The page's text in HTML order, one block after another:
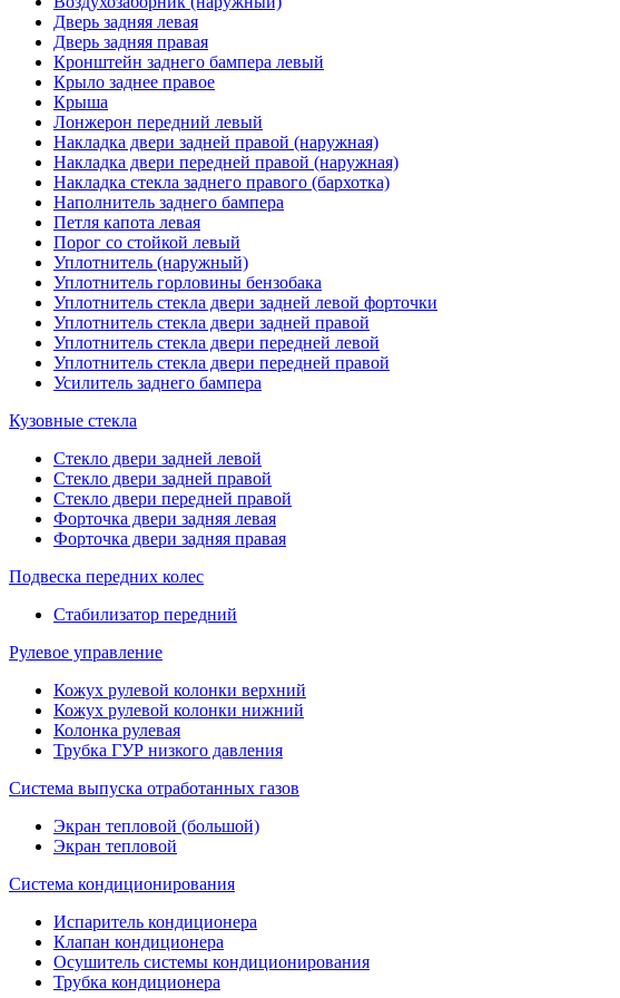
Дверь задняя левая
Дверь задняя правая
Кронштейн заднего бампера левый
Крыло заднее правое
Крыша
Лонжерон передний левый
Накладка двери задней правой (наружная)
Накладка двери передней правой (наружная)
Накладка стекла заднего правого (бархотка)
Наполнитель заднего бампера
Петля капота левая
Порог со стойкой левый
Уплотнитель (наружный)
Уплотнитель горловины бензобака
Уплотнитель стекла двери задней левой форточки
Уплотнитель стекла двери задней правой
Уплотнитель стекла двери передней левой
Уплотнитель стекла двери передней правой
Усилитель заднего бампера
Кузовные стекла
Стекло двери задней левой
Стекло двери задней правой
Стекло двери передней правой
Форточка двери задняя левая
Форточка двери задняя правая
Подвеска передних колес
Стабилизатор передний
Рулевое управление
Кожух рулевой колонки верхний
Кожух рулевой колонки нижний
Колонка рулевая
Трубка ГУР низкого давления
Система выпуска отработанных газов
Экран тепловой (большой)
Экран тепловой
Система кондиционирования
Испаритель кондиционера
Клапан кондиционера
Осушитель системы кондиционирования
Трубка кондиционера